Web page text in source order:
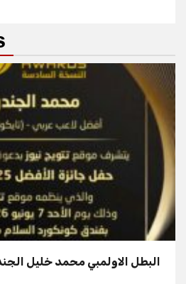
البطل الاولمبي محمد خليل